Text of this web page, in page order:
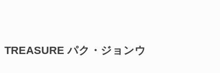
TREASURE パク・ジョンウ